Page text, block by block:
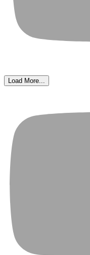
Load More...